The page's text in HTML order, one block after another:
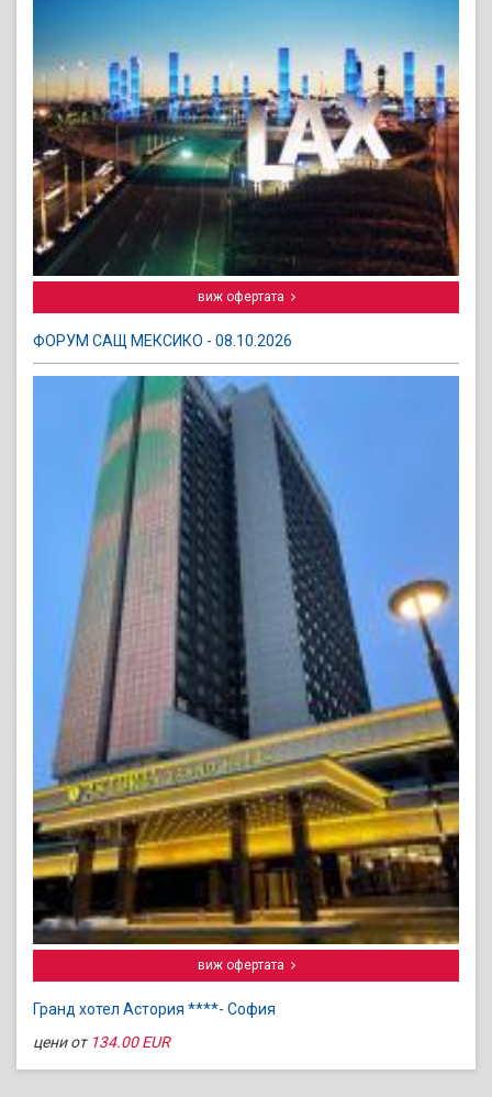
виж офертата
ФОРУМ САЩ МЕКСИКО - 08.10.2026
виж офертата
Гранд хотел Астория ****- София
цени от 134.00 EUR